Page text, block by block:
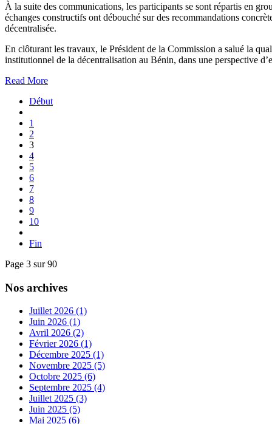
À la suite des communications, les participants se sont répartis en
échanges constructifs ont débouché sur des recommandations
décentralisée.
En clôturant les travaux, le Président de la Commission a salué la
institutionnel de la décentralisation au Bénin, dans une perspective
Read More
Début
1
2
3
4
5
6
7
8
9
10
Fin
Page 3 sur 90
Nos archives
Juillet 2026 (1)
Juin 2026 (1)
Avril 2026 (2)
Février 2026 (1)
Décembre 2025 (1)
Novembre 2025 (5)
Octobre 2025 (6)
Septembre 2025 (4)
Juillet 2025 (3)
Juin 2025 (5)
Mai 2025 (6)